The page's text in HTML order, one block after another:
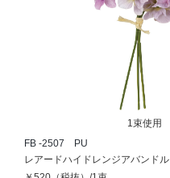
1束使用
FB -2507 PU
レアードハイドレンジアバンドル